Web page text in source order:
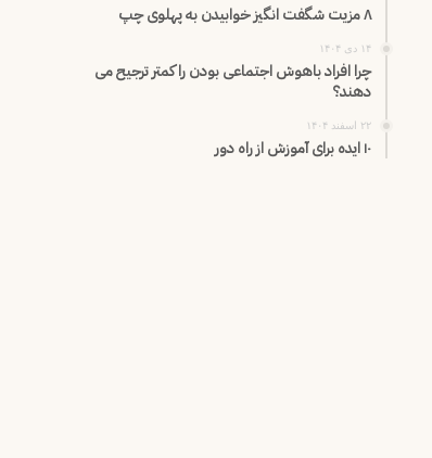
۸ مزیت شگفت انگیز خوابیدن به پهلوی چپ
۱۴ دی ۱۴۰۴
چرا افراد باهوش اجتماعی بودن را کمتر ترجیح می
دهند؟
۲۲ اسفند ۱۴۰۴
۱۰ ایده برای آموزش از راه دور